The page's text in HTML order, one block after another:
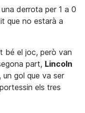
derrota per 1 a 0
que no estarà a
bé el joc, però van
part, Lincoln
gol que va ser
els tres